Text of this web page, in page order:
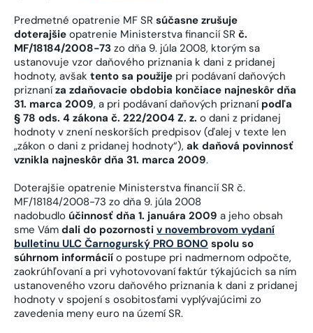
Predmetné opatrenie MF SR súčasne zrušuje
doterajšie opatrenie Ministerstva financií SR č.
MF/18184/2008-73 zo dňa 9. júla 2008, ktorým sa
ustanovuje vzor daňového priznania k dani z pridanej
hodnoty, avšak tento sa použije pri podávaní daňových
priznaníza zdaňovacie obdobia končiace najneskôr dňa
31. marca 2009, a pri podávaní daňových priznaní podľa
§ 78 ods. 4 zákona č. 222/2004 Z. z. o dani z pridanej
hodnoty v znení neskorších predpisov (ďalej v texte len
„zákon o dani z pridanej hodnoty“), ak daňová povinnosť
vznikla najneskôr dňa 31. marca 2009.
Doterajšie opatrenie Ministerstva financií SR č.
MF/18184/2008-73 zo dňa 9. júla 2008
nadobudlo účinnosť dňa 1. januára 2009 a jeho obsah
sme Vám dali do pozornosti v novembrovom vydaní
bulletinu ULC Čarnogurský PRO BONO spolu so
súhrnom informácií o postupe pri nadmernom odpočte,
zaokrúhľovaní a pri vyhotovovaní faktúr týkajúcich sa ním
ustanoveného vzoru daňového priznania k dani z pridanej
hodnoty v spojení s osobitosťami vyplývajúcimi zo
zavedenia meny euro na území SR.